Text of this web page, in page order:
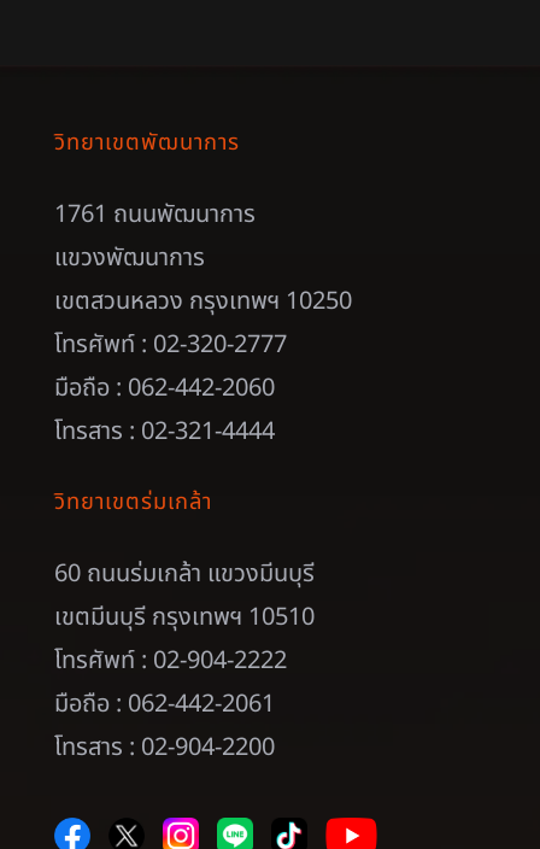
วิทยาเขตพัฒนาการ
1761 ถนนพัฒนาการ
แขวงพัฒนาการ
เขตสวนหลวง กรุงเทพฯ 10250
โทรศัพท์ : 02-320-2777
มือถือ : 062-442-2060
โทรสาร : 02-321-4444
วิทยาเขตร่มเกล้า
60 ถนนร่มเกล้า แขวงมีนบุรี
เขตมีนบุรี กรุงเทพฯ 10510
โทรศัพท์ : 02-904-2222
มือถือ : 062-442-2061
โทรสาร : 02-904-2200